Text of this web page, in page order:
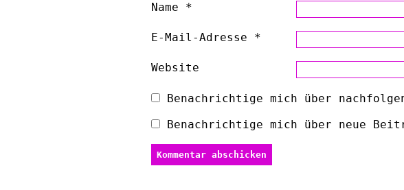
Name *
E-Mail-Adresse *
Website
Benachrichtige mich über
Benachrichtige mich über neue